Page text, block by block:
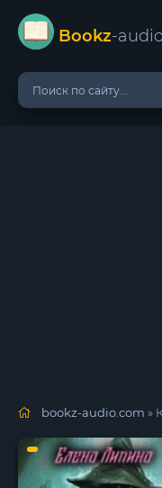
Bookz-
bookz-audio.com »